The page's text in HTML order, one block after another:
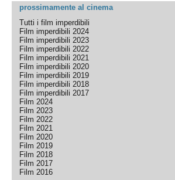
prossimamente al cinema
Tutti i film imperdibili
Film imperdibili 2024
Film imperdibili 2023
Film imperdibili 2022
Film imperdibili 2021
Film imperdibili 2020
Film imperdibili 2019
Film imperdibili 2018
Film imperdibili 2017
Film 2024
Film 2023
Film 2022
Film 2021
Film 2020
Film 2019
Film 2018
Film 2017
Film 2016